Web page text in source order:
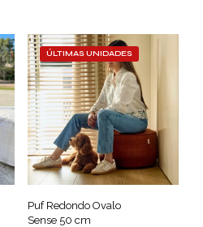
variantes.
Las
opciones
se
pueden
elegir
página
producto
ÚLTIMAS UNIDADES
Puf Redondo Ovalo
Sense 50 cm